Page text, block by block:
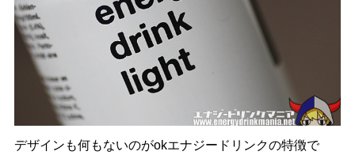
デザインも何もないのがokエナジードリンクの特徴で